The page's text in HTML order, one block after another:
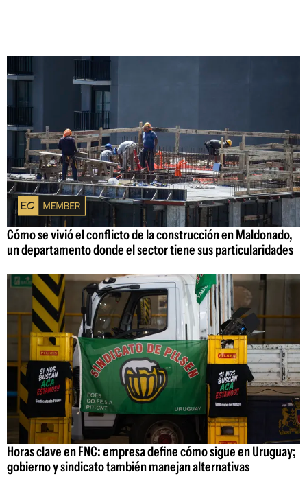
Cómo se vivió el conflicto de la construcción en Maldonado,
un departamento donde el sector tiene sus particularidades
Horas clave en FNC: empresa define cómo sigue en Uruguay;
gobierno y sindicato también manejan alternativas